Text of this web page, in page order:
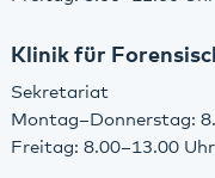
Klinik für
Sekretariat
Montag–Donnerstag:
Freitag: 8.00–13.00 Uhr